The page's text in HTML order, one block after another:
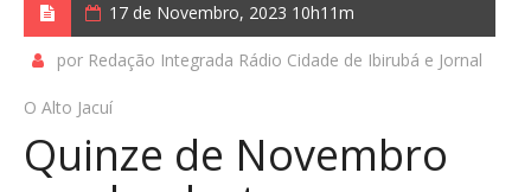
17 de Novembro, 2023 10h11m
por Redação Integrada Rádio Cidade de Ibirubá e Jornal
O Alto Jacuí
Quinze de Novembro